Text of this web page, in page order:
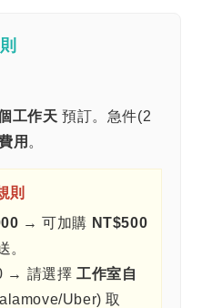
工作天 預訂。急件(2
用 。
則
→ 可加購 NT$500
。
→ 請選擇工作室自
Uber) 取